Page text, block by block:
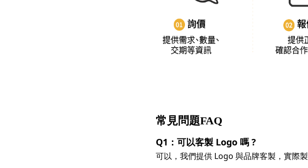
常見問題FAQ
Q1：可以客製 Logo 嗎 ?
可以，我們提供 Logo 與品牌客製，實際